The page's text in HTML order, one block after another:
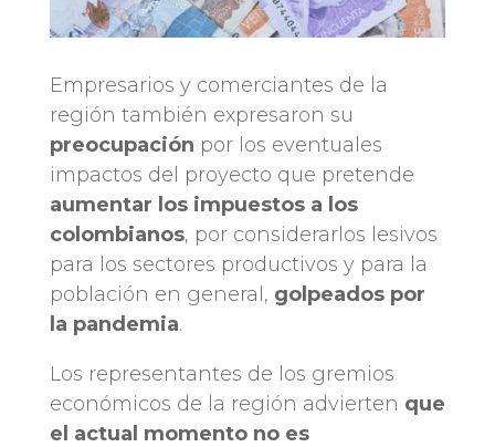
Empresarios y comerciantes de la
región también expresaron su
preocupación por los eventuales
impactos del proyecto que pretende
aumentar los impuestos a los
colombianos, por considerarlos lesivos
para los sectores productivos y para la
población en general, golpeados por
la pandemia.
Los representantes de los gremios
económicos de la región advierten que
el actual momento no es